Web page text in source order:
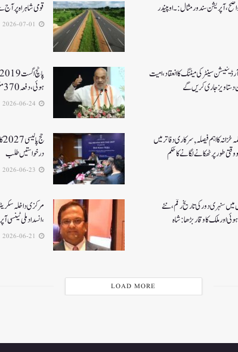
آپریشن سندورمثال:۔ اوپیندر
قومی شاہراہ پر
سینٹر کی میٹنگ کا انعقاد، امیت
جاری کریں گے
ہوئی، دفعہ 370منسوخی سے وژن مکمل ہوا۔ امت شاہ
خزانہ کا اہم فیصلہ , سرکاری دفاتر میں
طور پر ٹھکانے لگانے کا حکم
درخواستیں طلب
12 سال میں سنہری دور کی تاریخ رقم ، نئے
اور ملک کا وقار بڑھا: شاہ
مرکزی داخلہ
،انسداد ملی
LOAD MORE